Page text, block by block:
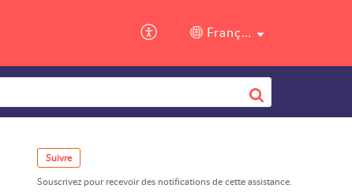
Français (France)
Suivre
Souscrivez pour recevoir des notifications de cette assistance.